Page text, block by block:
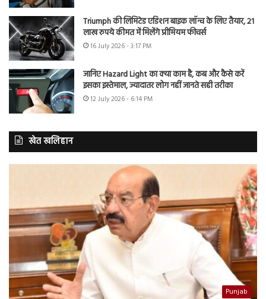
Triumph की लिमिटेड एडिशन बाइक लॉन्च के लिए तैयार, 21
लाख रुपये कीमत में मिलेंगे प्रीमियम फीचर्स
16 July 2026 - 3:17 PM
जानिए Hazard Light का क्या काम है, कब और कैसे करें
इसका इस्तेमाल, ज्यादातर लोग नहीं जानते सही तरीका
12 July 2026 - 6:14 PM
खेत खलिहान
Punjab